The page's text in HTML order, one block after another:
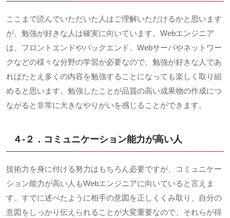
ここまで読んでいただいた人はご理解いただけるかと思います
が、勉強が好きな人は確実に向いています。 Webエンジニア
は、フロントエンドやバックエンド、 Webサーバやネットワー
クなどの様々な分野の学習が必要なので、勉強が好きな人であ
ればたとえ多くの内容を勉強することになっても楽しく取り組
めると思います。勉強したことが品質の高い成果物の作成につ
ながると非常に大きなやりがいを感じることができます。
４-２．コミュニケーション能力が高い人
技術力を身に付ける努力はもちろん必要ですが、コミュニケー
ション能力が高い人もWebエンジニアに向いていると言えま
す。すでに述べたように相手の意図を正しくくみ取り、自分の
意図をしっかり伝えられることが大変重要なので、それらが得